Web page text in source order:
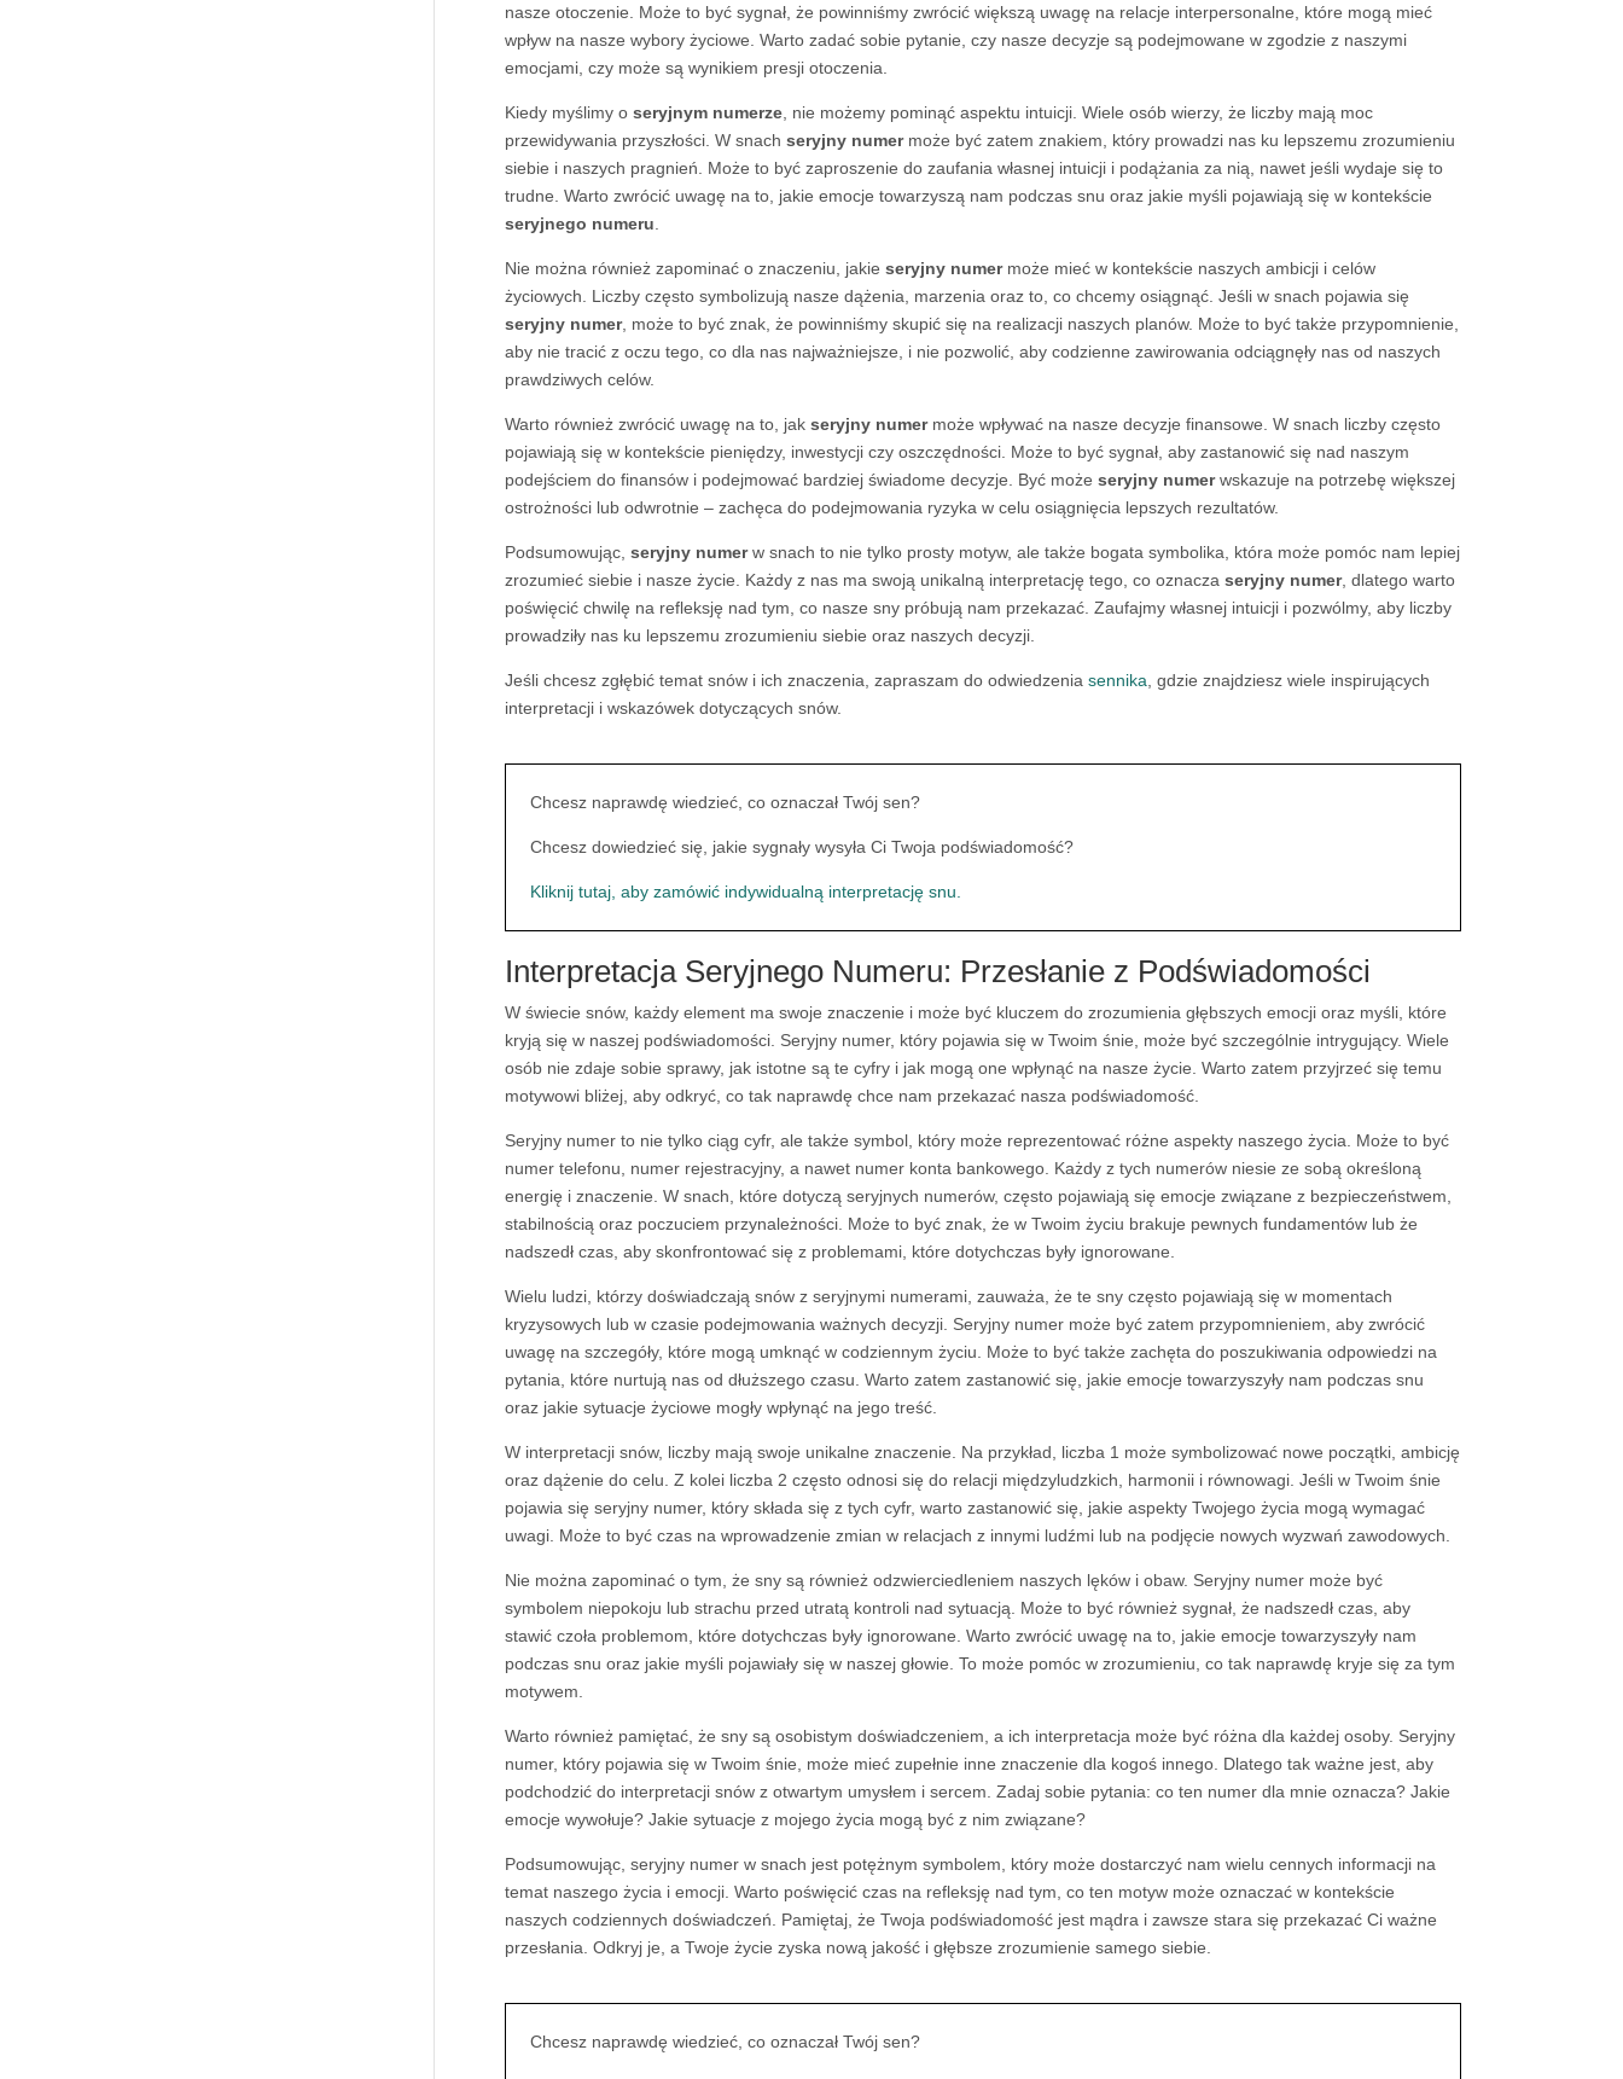
nasze otoczenie. Może to być sygnał, że powinniśmy zwrócić większą uwagę na relacje interpersonalne, które mogą mieć
wpływ na nasze wybory życiowe. Warto zadać sobie pytanie, czy nasze decyzje są podejmowane w zgodzie z naszymi
emocjami, czy może są wynikiem presji otoczenia.
Kiedy myślimy o seryjnym numerze, nie możemy pominąć aspektu intuicji. Wiele osób wierzy, że liczby mają moc
przewidywania przyszłości. W snach seryjny numermoże być zatem znakiem, który prowadzi nas ku lepszemu zrozumieniu
siebie i naszych pragnień. Może to być zaproszenie do zaufania własnej intuicji i podążania za nią, nawet jeśli wydaje się to
trudne. Warto zwrócić uwagę na to, jakie emocje towarzyszą nam podczas snu oraz jakie myśli pojawiają się w kontekście
seryjnego numeru
Nie można również zapominać o znaczeniu, jakie seryjny numermoże mieć w kontekście naszych ambicji i celów
życiowych. Liczby często symbolizują nasze dążenia, marzenia oraz to, co chcemy osiągnąć. Jeśli w snach pojawia się
seryjny numer, może to być znak, że powinniśmy skupić się na realizacji naszych planów. Może to być także przypomnienie,
aby nie tracić z oczu tego, co dla nas najważniejsze, i nie pozwolić, aby codzienne zawirowania odciągnęły nas od naszych
prawdziwych celów.
Warto również zwrócić uwagę na to, jak seryjny numermoże wpływać na nasze decyzje finansowe. W snach liczby często
pojawiają się w kontekście pieniędzy, inwestycji czy oszczędności. Może to być sygnał, aby zastanowić się nad naszym
podejściem do finansów i podejmować bardziej świadome decyzje. Być może seryjny numerwskazuje na potrzebę większej
ostrożności lub odwrotnie – zachęca do podejmowania ryzyka w celu osiągnięcia lepszych rezultatów.
Podsumowując, seryjny numerw snach to nie tylko prosty motyw, ale także bogata symbolika, która może pomóc nam lepiej
zrozumieć siebie i nasze życie. Każdy z nas ma swoją unikalną interpretację tego, co oznacza seryjny numer, dlatego warto
poświęcić chwilę na refleksję nad tym, co nasze sny próbują nam przekazać. Zaufajmy własnej intuicji i pozwólmy, aby liczby
prowadziły nas ku lepszemu zrozumieniu siebie oraz naszych decyzji.
Jeśli chcesz zgłębić temat snów i ich znaczenia, zapraszam do odwiedzenia sennika , gdzie znajdziesz wiele inspirujących
interpretacji i wskazówek dotyczących snów.
Chcesz naprawdę wiedzieć, co oznaczał Twój sen?
Chcesz dowiedzieć się, jakie sygnały wysyła Ci Twoja podświadomość?
Kliknij tutaj, aby zamówić indywidualną interpretację snu.
Interpretacja Seryjnego Numeru: Przesłanie z Podświadomości
W świecie snów, każdy element ma swoje znaczenie i może być kluczem do zrozumienia głębszych emocji oraz myśli, które
kryją się w naszej podświadomości. Seryjny numer, który pojawia się w Twoim śnie, może być szczególnie intrygujący. Wiele
osób nie zdaje sobie sprawy, jak istotne są te cyfry i jak mogą one wpłynąć na nasze życie. Warto zatem przyjrzeć się temu
motywowi bliżej, aby odkryć, co tak naprawdę chce nam przekazać nasza podświadomość.
Seryjny numer to nie tylko ciąg cyfr, ale także symbol, który może reprezentować różne aspekty naszego życia. Może to być
numer telefonu, numer rejestracyjny, a nawet numer konta bankowego. Każdy z tych numerów niesie ze sobą określoną
energię i znaczenie. W snach, które dotyczą seryjnych numerów, często pojawiają się emocje związane z bezpieczeństwem,
stabilnością oraz poczuciem przynależności. Może to być znak, że w Twoim życiu brakuje pewnych fundamentów lub że
nadszedł czas, aby skonfrontować się z problemami, które dotychczas były ignorowane.
Wielu ludzi, którzy doświadczają snów z seryjnymi numerami, zauważa, że te sny często pojawiają się w momentach
kryzysowych lub w czasie podejmowania ważnych decyzji. Seryjny numer może być zatem przypomnieniem, aby zwrócić
uwagę na szczegóły, które mogą umknąć w codziennym życiu. Może to być także zachęta do poszukiwania odpowiedzi na
pytania, które nurtują nas od dłuższego czasu. Warto zatem zastanowić się, jakie emocje towarzyszyły nam podczas snu
oraz jakie sytuacje życiowe mogły wpłynąć na jego treść.
W interpretacji snów, liczby mają swoje unikalne znaczenie. Na przykład, liczba 1 może symbolizować nowe początki, ambicję
oraz dążenie do celu. Z kolei liczba 2 często odnosi się do relacji międzyludzkich, harmonii i równowagi. Jeśli w Twoim śnie
pojawia się seryjny numer, który składa się z tych cyfr, warto zastanowić się, jakie aspekty Twojego życia mogą wymagać
uwagi. Może to być czas na wprowadzenie zmian w relacjach z innymi ludźmi lub na podjęcie nowych wyzwań zawodowych.
Nie można zapominać o tym, że sny są również odzwierciedleniem naszych lęków i obaw. Seryjny numer może być
symbolem niepokoju lub strachu przed utratą kontroli nad sytuacją. Może to być również sygnał, że nadszedł czas, aby
stawić czoła problemom, które dotychczas były ignorowane. Warto zwrócić uwagę na to, jakie emocje towarzyszyły nam
podczas snu oraz jakie myśli pojawiały się w naszej głowie. To może pomóc w zrozumieniu, co tak naprawdę kryje się za tym
motywem.
Warto również pamiętać, że sny są osobistym doświadczeniem, a ich interpretacja może być różna dla każdej osoby. Seryjny
numer, który pojawia się w Twoim śnie, może mieć zupełnie inne znaczenie dla kogoś innego. Dlatego tak ważne jest, aby
podchodzić do interpretacji snów z otwartym umysłem i sercem. Zadaj sobie pytania: co ten numer dla mnie oznacza? Jakie
emocje wywołuje? Jakie sytuacje z mojego życia mogą być z nim związane?
Podsumowując, seryjny numer w snach jest potężnym symbolem, który może dostarczyć nam wielu cennych informacji na
temat naszego życia i emocji. Warto poświęcić czas na refleksję nad tym, co ten motyw może oznaczać w kontekście
naszych codziennych doświadczeń. Pamiętaj, że Twoja podświadomość jest mądra i zawsze stara się przekazać Ci ważne
przesłania. Odkryj je, a Twoje życie zyska nową jakość i głębsze zrozumienie samego siebie.
Chcesz naprawdę wiedzieć, co oznaczał Twój sen?